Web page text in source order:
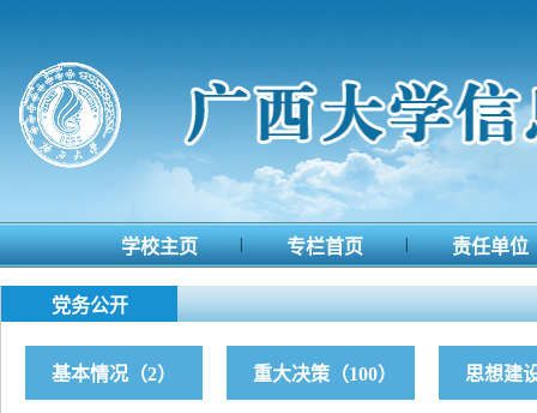
学校主页 | 专栏首页 | 责任单位
党务公开
基本情况（2） 重大决策（100） 思想建